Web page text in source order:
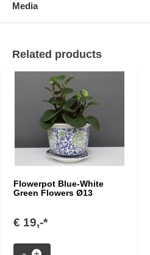
Media
Related products
Flowerpot Blue-White
Green Flowers Ø13
€ 19,-*